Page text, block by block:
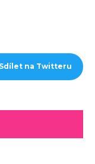
Sdílet na Twitteru